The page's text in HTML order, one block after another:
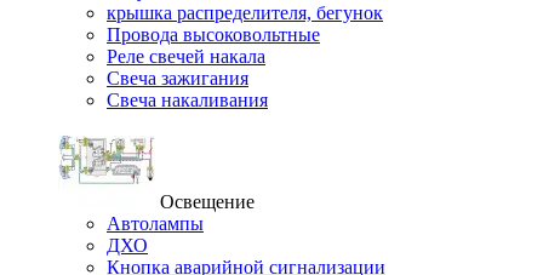
крышка распределителя, бегунок
Провода высоковольтные
Реле свечей накала
Свеча зажигания
Свеча накаливания
Освещение
Автолампы
ДХО
Кнопка аварийной сигнализации